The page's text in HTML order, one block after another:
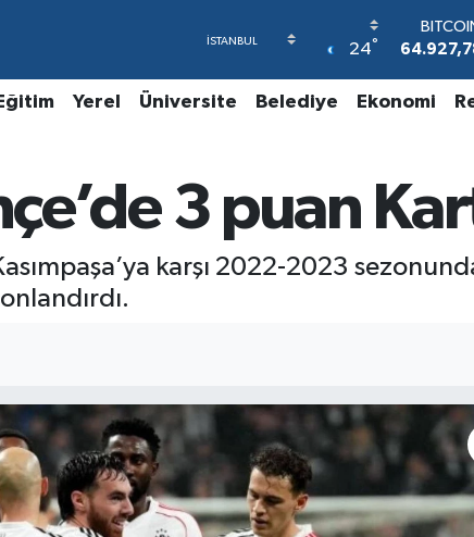
24°
47,5894
55,0398
6508.83
BİST100
13.703
Eğitim Yerel Üniversite Belediye Ekonomi
3 puan
karşı 2022-2023